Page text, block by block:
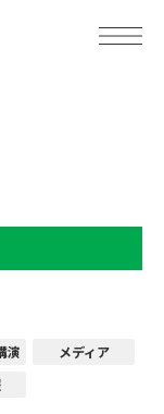
演
メディア